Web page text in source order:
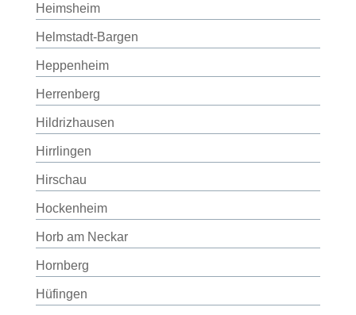
Heimsheim
Helmstadt-Bargen
Heppenheim
Herrenberg
Hildrizhausen
Hirrlingen
Hirschau
Hockenheim
Horb am Neckar
Hornberg
Hüfingen